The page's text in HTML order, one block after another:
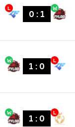
L
0 : 1
W
W
1 : 0
L
W
1 : 0
L